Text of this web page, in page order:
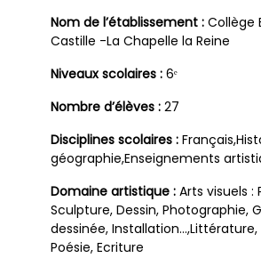
Nom de l’établissement : Collège
Castille -La Chapelle la Reine
Niveaux scolaires : 6ᵉ
Nombre d’élèves : 27
Disciplines scolaires :
géographie,Enseignements
Domaine artistique : Arts visuels :
Sculpture, Dessin, Photographie,
dessinée,
Poésie, Ecriture